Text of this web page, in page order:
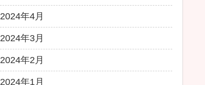
2024年4月
2024年3月
2024年2月
2024年1月